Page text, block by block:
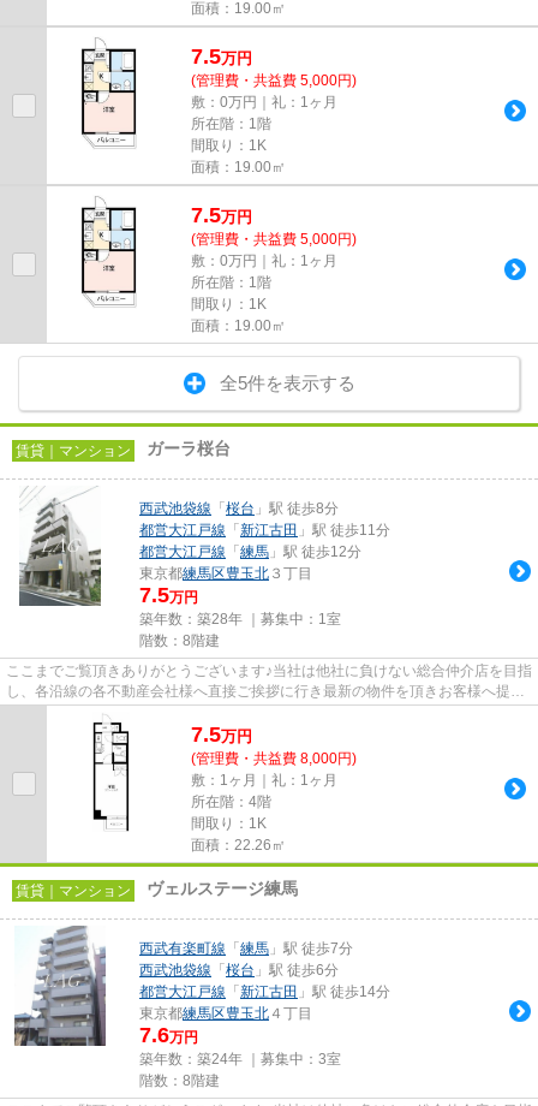
面積：19.00㎡
7.5万円
(管理費・共益費 5,000円)
敷：0万円｜礼：1ヶ月
所在階：1階
間取り：1K
面積：19.00㎡
7.5万円
(管理費・共益費 5,000円)
敷：0万円｜礼：1ヶ月
所在階：1階
間取り：1K
面積：19.00㎡
全5件を表示する
賃貸｜マンション ガーラ桜台
西武池袋線 「 桜台 」駅 徒歩8分
都営大江戸線 「 新江古田 」駅 徒歩11分
都営大江戸線 「 練馬 」駅 徒歩12分
東京都練馬区豊玉北 ３丁目
7.5万円
築年数：築28年 ｜募集中： 1室
階数：8階建
ここまでご覧頂きありがとうございます♪当社は他社に負けない総合仲介店を目指
し、各沿線の各不動産会社様へ直接ご挨拶に行き最新の物件を頂きお客様へ提供
しております！最新の情報は...
7.5万円
(管理費・共益費 8,000円)
敷：1ヶ月｜礼：1ヶ月
所在階：4階
間取り：1K
面積：22.26㎡
賃貸｜マンション ヴェルステージ練馬
西武有楽町線 「 練馬 」駅 徒歩7分
西武池袋線 「 桜台 」駅 徒歩6分
都営大江戸線 「 新江古田 」駅 徒歩14分
東京都練馬区豊玉北 ４丁目
7.6万円
築年数：築24年 ｜募集中： 3室
階数：8階建